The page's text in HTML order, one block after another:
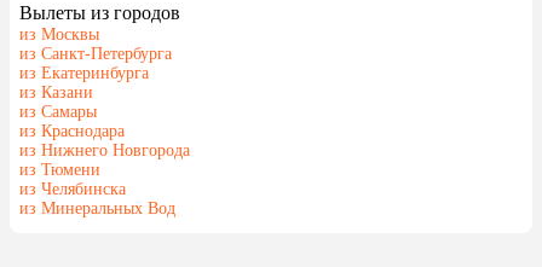
Вылеты из городов
из Москвы
из Санкт-Петербурга
из Екатеринбурга
из Казани
из Самары
из Краснодара
из Нижнего Новгорода
из Тюмени
из Челябинска
из Минеральных Вод